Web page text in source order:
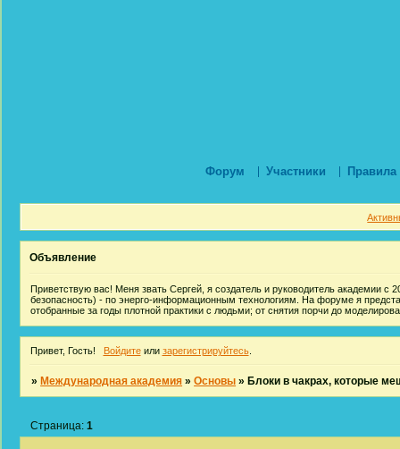
Форум Участники Правила
Объявление
Приветствую вас! Меня звать Сергей, я создатель и руководитель академии с
безопасность) - по энерго-информационным технологиям. На форуме я
отобранные за годы плотной практики с людьми; от снятия порчи до
Привет, Гость! Войдитеили зарегистрируйтесь.
»Международная академия »Основы »Блоки в чакрах, которые
Страница:1